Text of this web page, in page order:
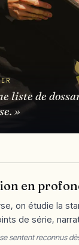
liste de
»
en
on étudie la
de série,
sentent reconnus